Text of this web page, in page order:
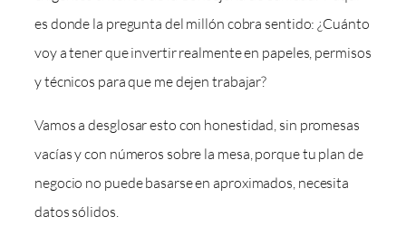
es donde la pregunta del millón cobra sentido: ¿Cuánto
voy a tener que invertir realmente en papeles, permisos
y técnicos para que me dejen trabajar?
Vamos a desglosar esto con honestidad, sin promesas
vacías y con números sobre la mesa, porque tu plan de
negocio no puede basarse en aproximados, necesita
datos sólidos.